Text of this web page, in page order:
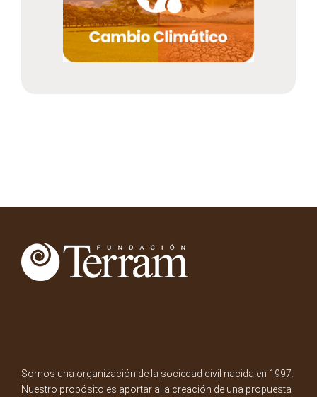
Somos una organización de la sociedad civil nacida en 1997.
Nuestro propósito es aportar a la creación de una propuesta